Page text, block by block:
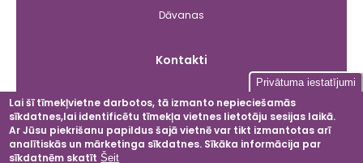
Dāvanas
Kontakti
Facebook
Instagram
LinkedIn
Privātuma iestatījumi
Lai šī tīmekļvietne darbotos, tā izmanto nepieciešamās
sīkdatnes,lai identificētu tīmekļa vietnes lietotāju sesijas laikā.
Ar Jūsu piekrišanu papildus šajā vietnē var tikt izmantotas arī
analītiskās un mārketinga sīkdatnes. Sīkāka informācija par
sīkdatnēm skatīt Šeit